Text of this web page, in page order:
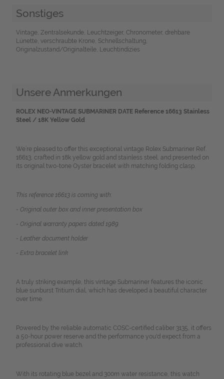
Sonstiges
Vintage, Zentralsekunde, Leuchtzeiger, Chronometer, drehbare
Lünette, verschraubte Krone, Schnellschaltung,
Originalzustand/Originalteile, Leuchtindizies
Unsere Anmerkungen
ROLEX NEO-VINTAGE SUBMARINER DATE Reference 16613 Stainless
Steel / 18K Yellow Gold
We’re pleased to offer this exceptional vintage Rolex Submariner Ref.
16613, crafted in 18k yellow gold and stainless steel, and presented on
its original two-tone Oyster bracelet with matching folding clasp.
This reference 16613 is coming with:
- Original outer box and inner presentation box
- Original warranty papers dated 1989
- Leather document holder
- Extra bracelet link
A truly striking example, this vintage Submariner features the iconic
blue sunburst Tritium dial, which has developed a beautiful character
over time.
Powered by the reliable automatic COSC-certified caliber 3135, it offers
a 50-hour power reserve and the performance you'd expect from a
professional dive watch.
With its rotating blue bezel and 300m water resistance, this watch